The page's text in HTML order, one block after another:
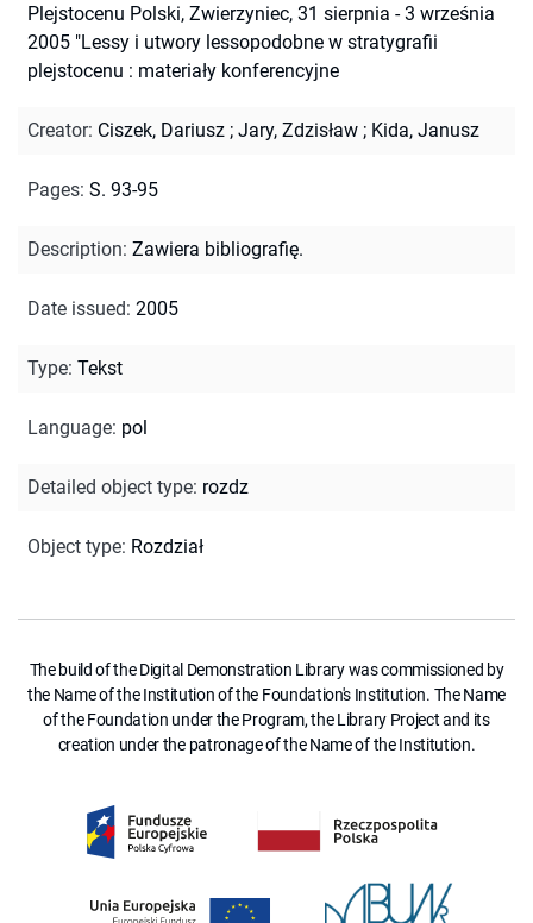
Plejstocenu Polski, Zwierzyniec, 31 sierpnia - 3 września
2005 "Lessy i utwory lessopodobne w stratygrafii
plejstocenu : materiały konferencyjne
Creator: Ciszek, Dariusz ; Jary, Zdzisław ; Kida, Janusz
Pages: S. 93-95
Description: Zawiera bibliografię.
Date issued: 2005
Type: Tekst
Language: pol
Detailed object type: rozdz
Object type: Rozdział
The build of the Digital Demonstration Library was commissioned by
the Name of the Institution of the Foundation's Institution. The Name
of the Foundation under the Program, the Library Project and its
creation under the patronage of the Name of the Institution.